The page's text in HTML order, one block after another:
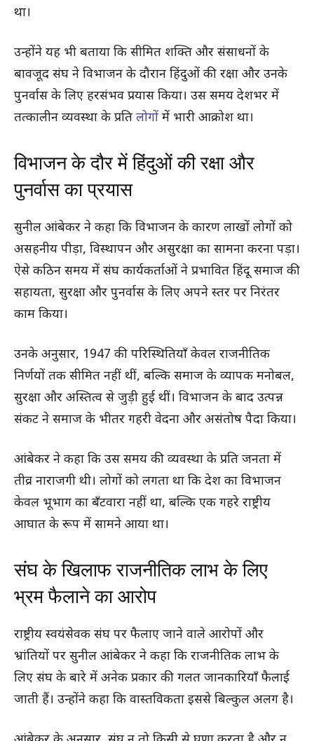
था।
उन्होंने यह भी बताया कि सीमित शक्ति और संसाधनों के
बावजूद संघ ने विभाजन के दौरान हिंदुओं की रक्षा और उनके
पुनर्वास के लिए हरसंभव प्रयास किया। उस समय देशभर में
तत्कालीन व्यवस्था के प्रति लोगों में भारी आक्रोश था।
विभाजन के दौर में हिंदुओं की रक्षा और
पुनर्वास का प्रयास
सुनील आंबेकर ने कहा कि विभाजन के कारण लाखों लोगों को
असहनीय पीड़ा, विस्थापन और असुरक्षा का सामना करना पड़ा।
ऐसे कठिन समय में संघ कार्यकर्ताओं ने प्रभावित हिंदू समाज की
सहायता, सुरक्षा और पुनर्वास के लिए अपने स्तर पर निरंतर
काम किया।
उनके अनुसार, 1947 की परिस्थितियाँ केवल राजनीतिक
निर्णयों तक सीमित नहीं थीं, बल्कि समाज के व्यापक मनोबल,
सुरक्षा और अस्तित्व से जुड़ी हुई थीं। विभाजन के बाद उत्पन्न
संकट ने समाज के भीतर गहरी वेदना और असंतोष पैदा किया।
आंबेकर ने कहा कि उस समय की व्यवस्था के प्रति जनता में
तीव्र नाराजगी थी। लोगों को लगता था कि देश का विभाजन
केवल भूभाग का बँटवारा नहीं था, बल्कि एक गहरे राष्ट्रीय
आघात के रूप में सामने आया था।
संघ के खिलाफ राजनीतिक लाभ के लिए
भ्रम फैलाने का आरोप
राष्ट्रीय स्वयंसेवक संघ पर फैलाए जाने वाले आरोपों और
भ्रांतियों पर सुनील आंबेकर ने कहा कि राजनीतिक लाभ के
लिए संघ के बारे में अनेक प्रकार की गलत जानकारियाँ फैलाई
जाती हैं। उन्होंने कहा कि वास्तविकता इससे बिल्कुल अलग है।